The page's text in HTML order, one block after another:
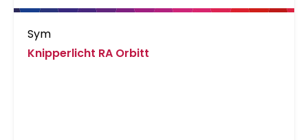
Sym
Knipperlicht RA Orbitt